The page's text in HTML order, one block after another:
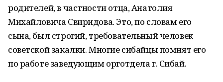
родителей, в частности отца, Анатолия
Михайловича Свиридова. Это, по словам его
сына, был строгий, требовательный человек
советской закалки. Многие сибайцы помнят его
по работе заведующим орготдела г. Сибай.